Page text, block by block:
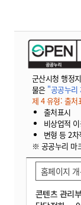
군산시청 행정
물은 "공공누리
제 4 유형: 출처
출처표시
비상업적
변형 등 2
※ 공공누리 마
콘텐츠 관리
홈페이지